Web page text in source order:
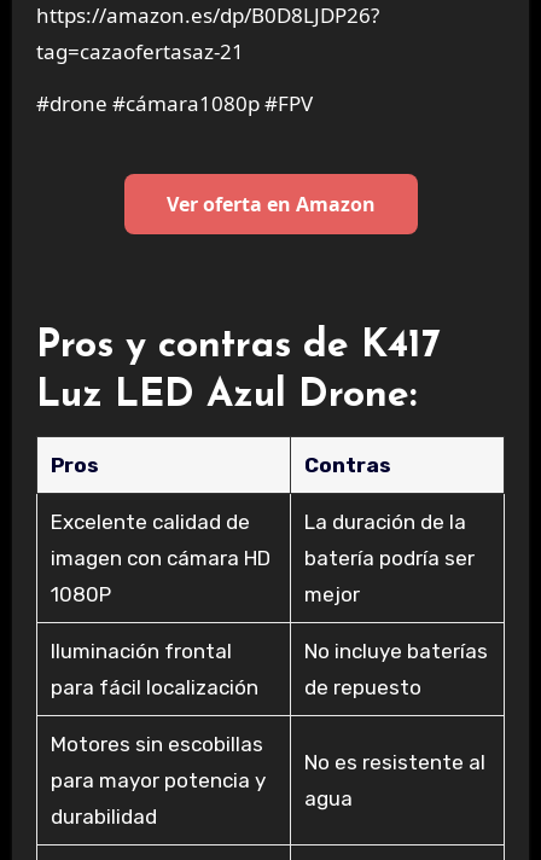
https://amazon.es/dp/B0D8LJDP26?
tag=cazaofertasaz-21
#drone #cámara1080p #FPV
Ver oferta en Amazon
Pros y contras de K417
Luz LED Azul Drone:
Pros Contras
Excelente calidad de
imagen con cámara HD
1080P
La duración de la
batería podría ser
mejor
Iluminación frontal
para fácil localización
No incluye baterías
de repuesto
Motores sin escobillas
para mayor potencia y
durabilidad
No es resistente al
agua